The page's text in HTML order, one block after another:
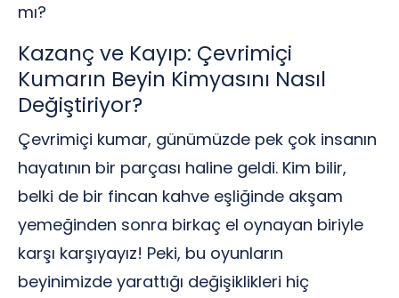
mı?
Kazanç ve Kayıp: Çevrimiçi
Kumarın Beyin Kimyasını Nasıl
Değiştiriyor?
Çevrimiçi kumar, günümüzde pek çok insanın
hayatının bir parçası haline geldi. Kim bilir,
belki de bir fincan kahve eşliğinde akşam
yemeğinden sonra birkaç el oynayan biriyle
karşı karşıyayız! Peki, bu oyunların
beyinimizde yarattığı değişiklikleri hiç